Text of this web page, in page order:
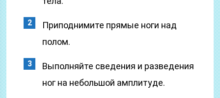
Приподнимите прямые ноги над
полом.
Выполняйте сведения и разведения
ног на небольшой амплитуде.